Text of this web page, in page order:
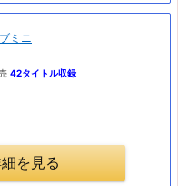
ミニ
42タイトル収録
を見る